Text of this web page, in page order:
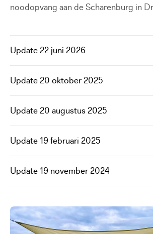
noodopvang aan de Scharenburg in
Update 22 juni 2026
Update 20 oktober 2025
Update 20 augustus 2025
Update 19 februari 2025
Update 19 november 2024